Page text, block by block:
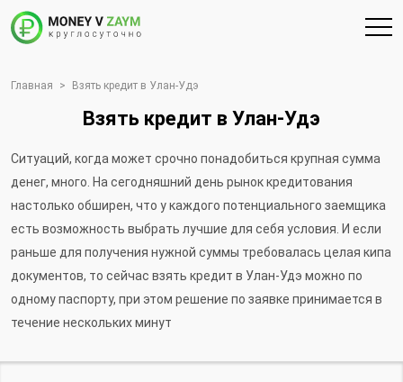
Главная > Взять кредит в Улан-Удэ
Взять кредит в Улан-Удэ
Ситуаций, когда может срочно понадобиться крупная сумма
денег, много. На сегодняшний день рынок кредитования
настолько обширен, что у каждого потенциального заемщика
есть возможность выбрать лучшие для себя условия. И если
раньше для получения нужной суммы требовалась целая кипа
документов, то сейчас взять кредит в Улан-Удэ можно по
одному паспорту, при этом решение по заявке принимается в
течение нескольких минут